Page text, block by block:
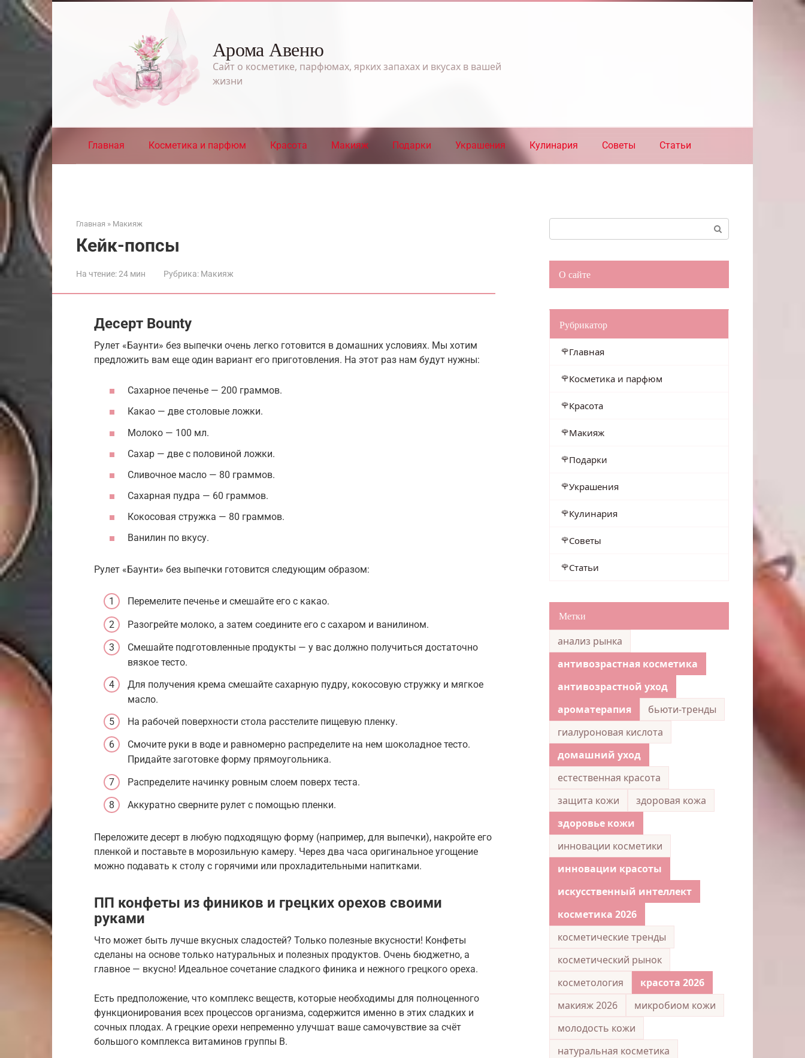
Перейти
к
контенту
Арома Авеню
Сайт о косметике, парфюмах, ярких запахах и вкусах в вашей
жизни
Главная Косметика и парфюм Красота Макияж Подарки Украшения Кулинария Советы Статьи
Главная » Макияж
Кейк-попсы
На чтение:24 мин Рубрика: Макияж
Десерт Bounty
Рулет «Баунти» без выпечки очень легко готовится в домашних условиях. Мы хотим
предложить вам еще один вариант его приготовления. На этот раз нам будут нужны:
Сахарное печенье — 200 граммов.
Какао — две столовые ложки.
Молоко — 100 мл.
Сахар — две с половиной ложки.
Сливочное масло — 80 граммов.
Сахарная пудра — 60 граммов.
Кокосовая стружка — 80 граммов.
Ванилин по вкусу.
Рулет «Баунти» без выпечки готовится следующим образом:
Перемелите печенье и смешайте его с какао.
Разогрейте молоко, а затем соедините его с сахаром и ванилином.
Смешайте подготовленные продукты — у вас должно получиться достаточно
вязкое тесто.
Для получения крема смешайте сахарную пудру, кокосовую стружку и мягкое
масло.
На рабочей поверхности стола расстелите пищевую пленку.
Смочите руки в воде и равномерно распределите на нем шоколадное тесто.
Придайте заготовке форму прямоугольника.
Распределите начинку ровным слоем поверх теста.
Аккуратно сверните рулет с помощью пленки.
Переложите десерт в любую подходящую форму (например, для выпечки), накройте его
пленкой и поставьте в морозильную камеру. Через два часа оригинальное угощение
можно подавать к столу с горячими или прохладительными напитками.
ПП конфеты из фиников и грецких орехов своими
руками
Что может быть лучше вкусных сладостей? Только полезные вкусности! Конфеты
сделаны на основе только натуральных и полезных продуктов. Очень бюджетно, а
главное — вкусно! Идеальное сочетание сладкого финика и нежного грецкого ореха.
Есть предположение, что комплекс веществ, которые необходимы для полноценного
функционирования всех процессов организма, содержится именно в этих сладких и
сочных плодах. А грецкие орехи непременно улучшат ваше самочувствие за счёт
большого комплекса витаминов группы B.
О сайте
Рубрикатор
Главная
Косметика и парфюм
Красота
Макияж
Подарки
Украшения
Кулинария
Советы
Статьи
Метки
анализ рынка
антивозрастная косметика
антивозрастной уход
ароматерапия
бьюти-тренды
гиалуроновая кислота
домашний уход
естественная красота
защита кожи
здоровая кожа
здоровье кожи
инновации косметики
инновации красоты
искусственный интеллект
косметика 2026
косметические тренды
косметический рынок
косметология
красота 2026
макияж 2026
микробиом кожи
молодость кожи
натуральная косметика